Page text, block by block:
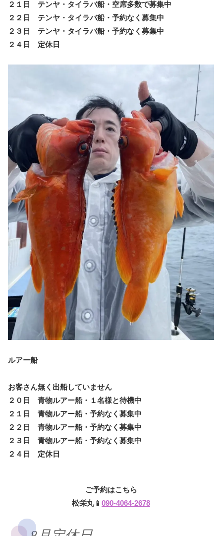
２１日 テンヤ・タイラバ船・空席多数で募集中
２２日 テンヤ・タイラバ船・予約なく募集中
２３日 テンヤ・タイラバ船・予約なく募集中
２４日 定休日
ルアー船
お客さん無く出船していません
２０日 青物ルアー船・１名様と待機中
２１日 青物ルアー船・予約なく募集中
２２日 青物ルアー船・予約なく募集中
２３日 青物ルアー船・予約なく募集中
２４日 定休日
ご予約はこちら
松栄丸📱 090-4064-2678